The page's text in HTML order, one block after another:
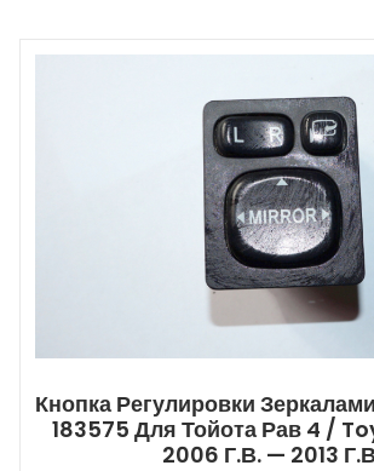
Кнопка Регулировки
183575 Для Тойота Рав 4 /
2006 Г.в. — 2013